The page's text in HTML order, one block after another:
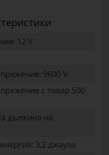
12 V
9600 V
с товар 500
дължина на
3,2 джаула